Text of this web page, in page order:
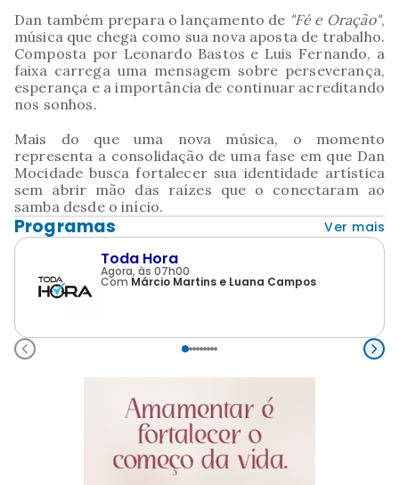
Dan também prepara o lançamento de "Fé e Oração",
música que chega como sua nova aposta de trabalho.
Composta por Leonardo Bastos e Luis Fernando, a
faixa carrega uma mensagem sobre perseverança,
esperança e a importância de continuar acreditando
nos sonhos.
Mais do que uma nova música, o momento
representa a consolidação de uma fase em que Dan
Mocidade busca fortalecer sua identidade artística
sem abrir mão das raízes que o conectaram ao
samba desde o início.
Programas Ver mais
Toda Hora
Agora, às 07h00
Com Márcio Martins e Luana Campos